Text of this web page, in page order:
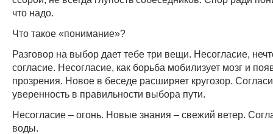
что надо.
Что такое «понимание»?
Разговор на выбор дает тебе три вещи. Несогласие,
согласие. Несогласие, как борьба мобилизует мозг и
прозрения. Новое в беседе расширяет кругозор.
уверенность в правильности выбора пути.
Несогласие – огонь. Новые знания – свежий ветер.
воды.